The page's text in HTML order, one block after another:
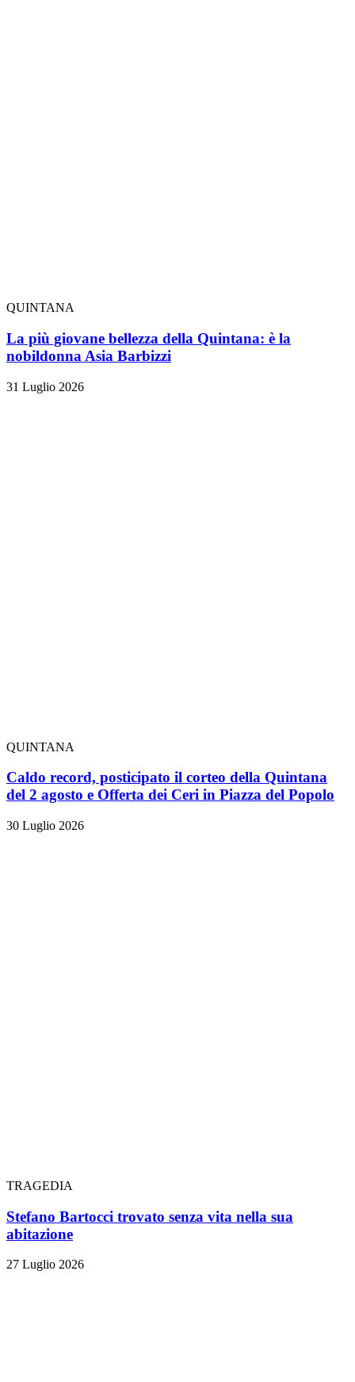
QUINTANA
La più giovane bellezza della Quintana: è la
nobildonna Asia Barbizzi
31 Luglio 2026
QUINTANA
Caldo record, posticipato il corteo della Quintana
del 2 agosto e Offerta dei Ceri in Piazza del Popolo
30 Luglio 2026
TRAGEDIA
Stefano Bartocci trovato senza vita nella sua
abitazione
27 Luglio 2026